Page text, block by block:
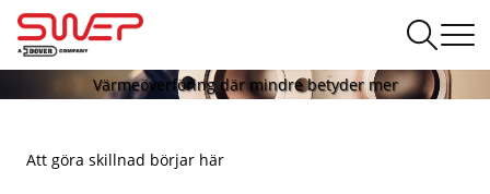
Värmeöverföring där mindre betyder mer
Att göra skillnad börjar här